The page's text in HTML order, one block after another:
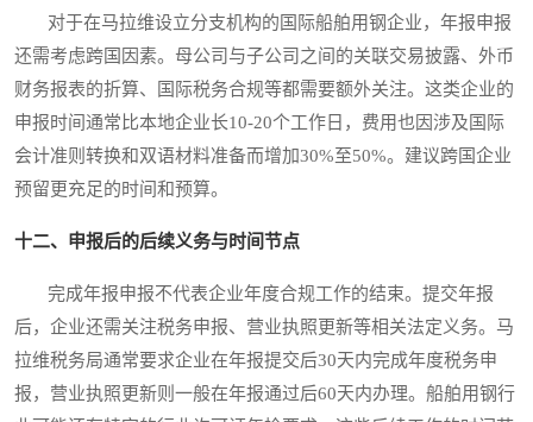
对于在马拉维设立分支机构的国际船舶用钢企业，年报申报
还需考虑跨国因素。母公司与子公司之间的关联交易披露、外币
财务报表的折算、国际税务合规等都需要额外关注。这类企业的
申报时间通常比本地企业长10-20个工作日，费用也因涉及国际
会计准则转换和双语材料准备而增加30%至50%。建议跨国企业
预留更充足的时间和预算。
十二、申报后的后续义务与时间节点
完成年报申报不代表企业年度合规工作的结束。提交年报
后，企业还需关注税务申报、营业执照更新等相关法定义务。马
拉维税务局通常要求企业在年报提交后30天内完成年度税务申
报，营业执照更新则一般在年报通过后60天内办理。船舶用钢行